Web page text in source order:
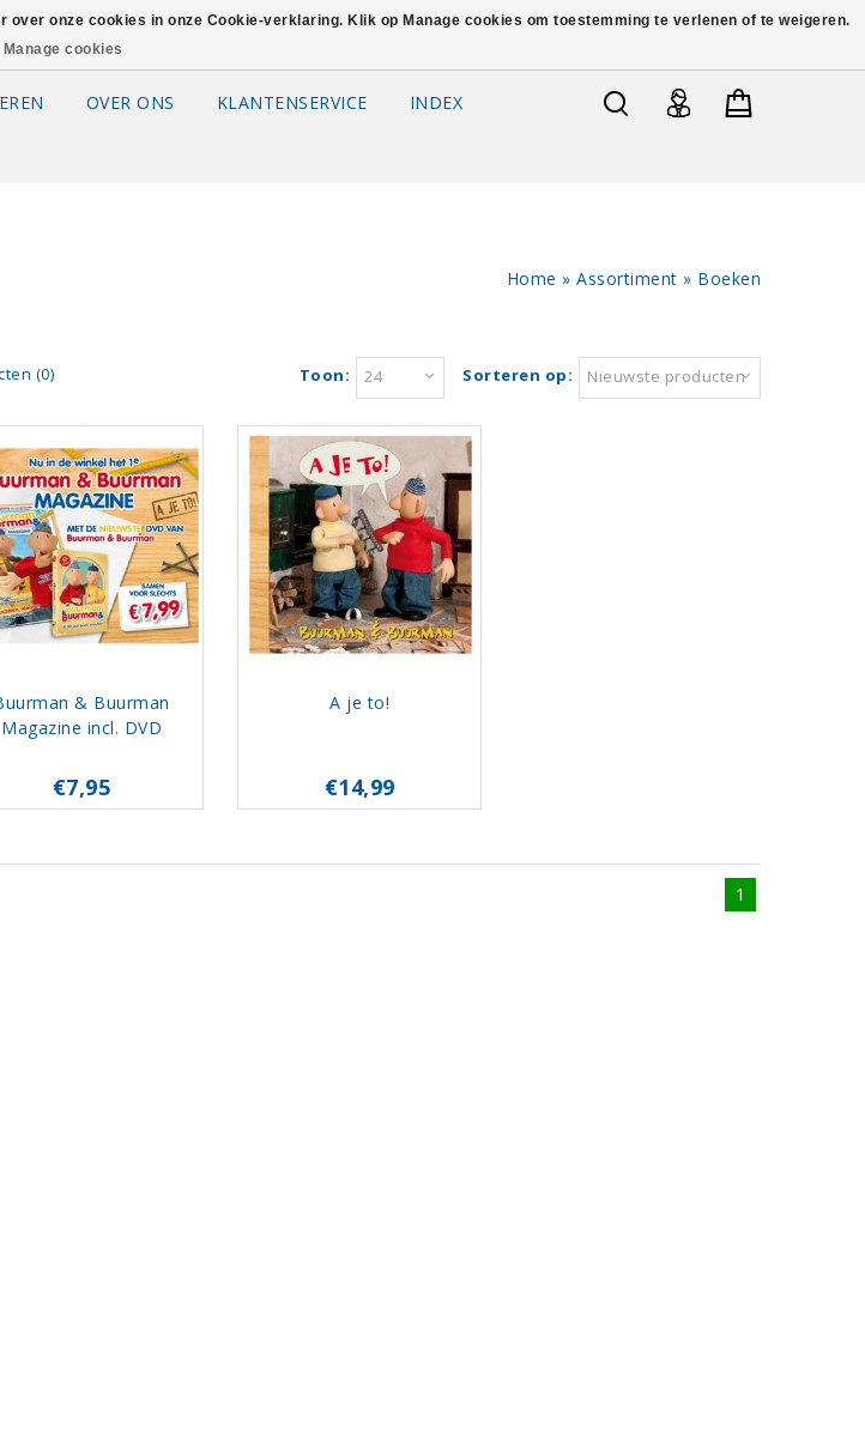
OVER ONS KLANTENSERVICE INDEX
Home » Assortiment » Boeken
(0) Sorteren op: Nieuwste producten
Toon: 24
& Buurman
Magazine incl. DVD
€7,95
A je to!
€14,99
1
onze cookies in onze Cookie-verklaring. Klik op Manage cookies om toestemming te verlenen of te weigeren.
Manage cookies